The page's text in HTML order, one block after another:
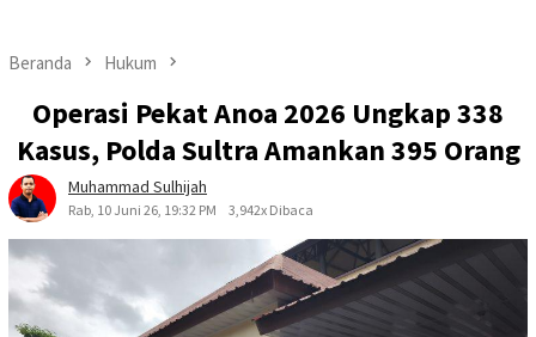
Beranda Hukum
Operasi Pekat Anoa 2026 Ungkap 338
Kasus, Polda Sultra Amankan 395 Orang
Muhammad Sulhijah
Rab, 10 Juni 26, 19:32 PM 3,942x Dibaca